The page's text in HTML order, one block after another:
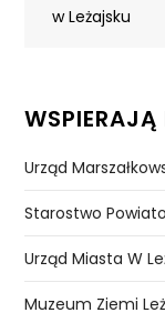
w Leżajsku
WSPIERAJĄ
Urząd
Starostwo
Urząd Miasta W
Muzeum Ziemi